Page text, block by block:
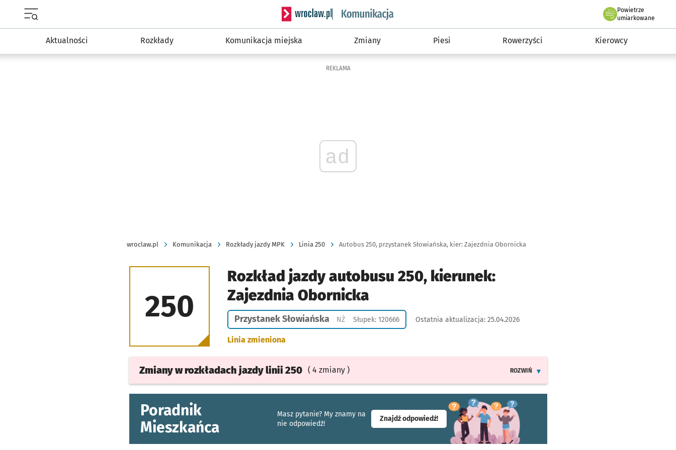
Serwis informacyjny wroclaw.pl podserwis: Komunikacja
Powietrze
we Wrocławiu
umiarkowane
Aktualności Rozkłady Komunikacja miejska Zmiany Piesi Rowerzyści Kierowcy
REKLAMA
ad
wroclaw.pl Komunikacja Rozkłady jazdy MPK Linia 250 Autobus 250, przystanek Słowiańska, kier: Zajezdnia Obornicka
250
Rozkład jazdy autobusu 250, kierunek:
Zajezdnia Obornicka
Przystanek Słowiańska NŻPrzystanek na życzenie
Słupek: 120666 Ostatnia aktualizacja: 25.04.2026
Linia zmieniona
Zmiany w rozkładach jazdylinii 250 ( 4 zmiany )
ROZWIŃ
Poradnik
Mieszkańca
Masz pytanie? My znamy na
nie odpowiedź!
Znajdź odpowiedź!- otworzy się w nowej karcie